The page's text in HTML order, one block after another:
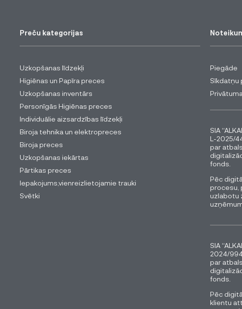
Preču kategorijas
Uzkopšanas līdzekļi
Higiēnas un Papīra preces
Uzkopšanas inventārs
Personīgās Higiēnas preces
Individuālie aizsardzības līdzekļi
Biroja tehnika un elektropreces
Biroja preces
Uzkopšanas iekārtas
Pārtikas preces
Iepakojums,vienreizlietojamie trauki
Svētki
Piegāde
Sīkdatņu
SIA
L-2025/
par
fonds.
Pēc
procesu,
uzlabotu
SIA
2024/
par
fonds.
Pēc
klientu